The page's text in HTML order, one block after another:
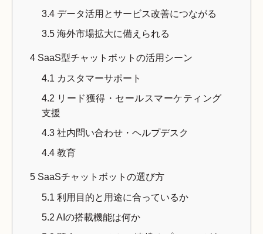
3.4 データ活用とサービス改善につながる
3.5 海外市場拡大に備えられる
4 SaaS型チャットボットの活用シーン
4.1 カスタマーサポート
4.2 リード獲得・セールスマーケティング
支援
4.3 社内問い合わせ・ヘルプデスク
4.4 教育
5 SaaSチャットボットの選び方
5.1 利用目的と用途に合っているか
5.2 AIの搭載機能は何か